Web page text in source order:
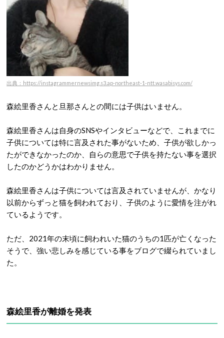
出典：https://instagrammernewsimg.s3.ap-northeast-1-ntt.wasabisys.com/
森絵里香さんと旦那さんとの間には子供はいません。
森絵里香さんは自身のSNSやインタビューなどで、これまでに
子供については特に言及された事がないため、子供が欲しかっ
たができなかったのか、自らの意思で子供を持たない事を選択
したのかどうかはわかりません。
森絵里香さんは子供については言及されていませんが、かなり
以前からずっと猫を飼われており、子供のように愛情を注がれ
ているようです。
ただ、2021年の末頃に飼われいた猫のうちの1匹が亡くなった
そうで、強い悲しみを感じている事をブログで綴られていまし
た。
森絵里香が離婚を発表